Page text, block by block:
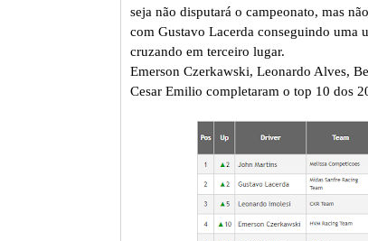
seja não disputará o campeonato, mas
com Gustavo Lacerda conseguindo uma
cruzando em terceiro lugar.
Emerson Czerkawski, Leonardo Alves,
Cesar Emilio completaram o top 10 dos